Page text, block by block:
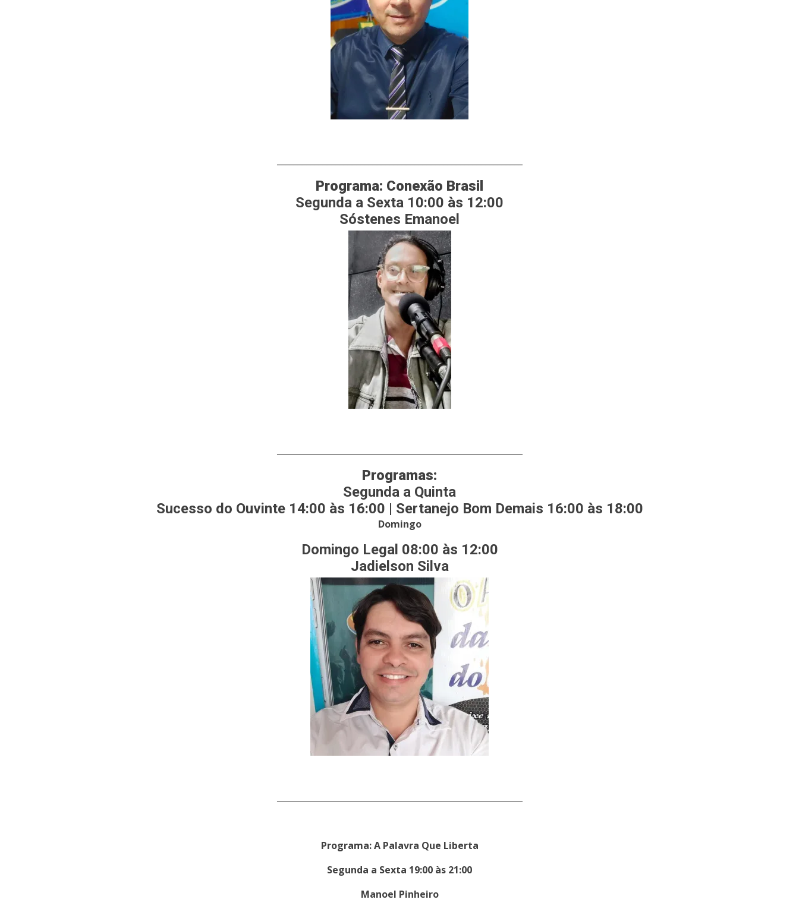
Programa: Conexão Brasil
Segunda a Sexta 10:00 às 12:00
Sóstenes Emanoel
Programas:
Segunda a Quinta
Sucesso do Ouvinte 14:00 às 16:00 | Sertanejo Bom Demais 16:00 às 18:00
Domingo
Domingo Legal 08:00 às 12:00
Jadielson Silva
Programa: A Palavra Que Liberta
Segunda a Sexta 19:00 às 21:00
Manoel Pinheiro